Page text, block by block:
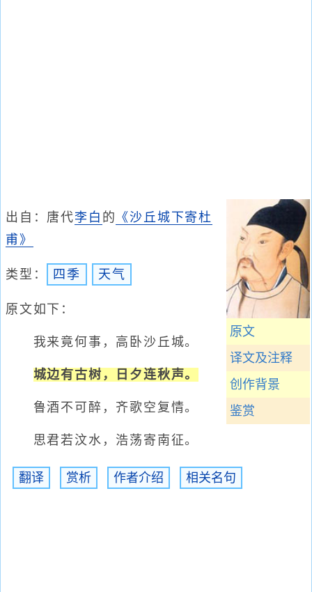
原文
译文及注释
创作背景
鉴赏
出自：唐代李白 的 《沙丘城下寄杜
甫》
类型： 四季 天气
原文如下：
我来竟何事，高卧沙丘城。
城边有古树，日夕连秋声。
鲁酒不可醉，齐歌空复情。
思君若汶水，浩荡寄南征。
翻译 赏析 作者介绍 相关名句